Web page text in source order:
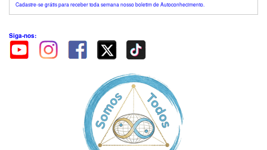
Cadastre-se grátis para receber toda semana nosso boletim de Autoconhecimento.
Siga-nos: